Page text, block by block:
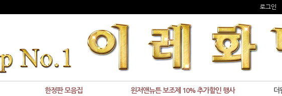
로그인
한정판 모음집 윈저앤뉴튼 보조제 10% 추가할인 행사
더